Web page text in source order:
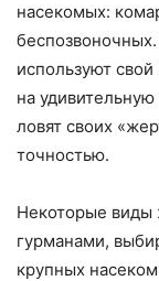
насекомых:
используют
на
ловят своих
точностью.
Некоторые виды
гурманами,
крупных